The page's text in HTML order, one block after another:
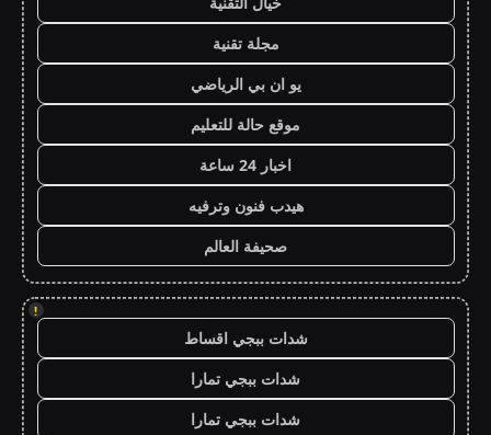
مجلة تقنية
يو ان بي الرياضي
موقع حالة للتعليم
اخبار 24 ساعة
هيدب فنون وترفيه
صحيفة العالم
!
شدات ببجي اقساط
شدات ببجي تمارا
شدات ببجي تمارا